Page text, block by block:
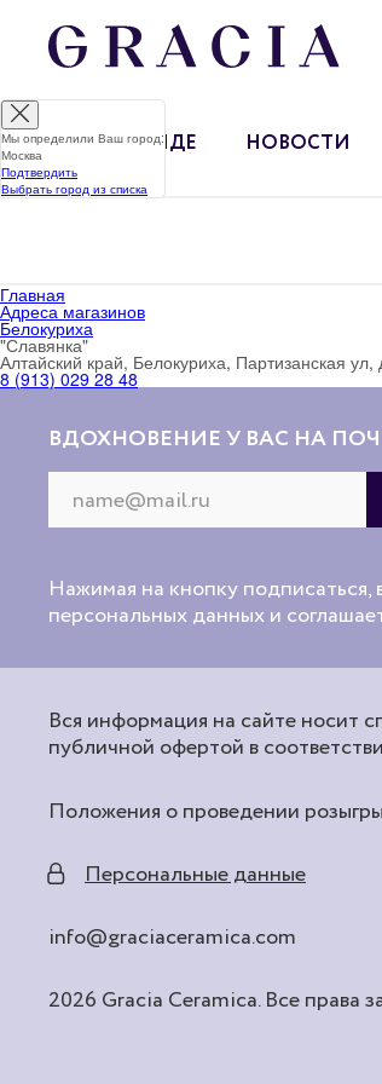
О БРЕНДЕ НОВОСТИ
Главная
Адреса магазинов
Белокуриха
"Славянка"
Алтайский край, Белокуриха, Партизанская
8 (913) 029 28 48
ВДОХНОВЕНИЕ У ВАС НА
Нажимая на кнопку подписаться,
персональных данных и
Вся информация на сайте носит
публичной офертой в
Положения о проведении
Персональные данные
info@graciaceramica.com
2026 Gracia Ceramica. Все права
Мы определили Ваш город:
Москва
Подтвердить
Выбрать город из списка